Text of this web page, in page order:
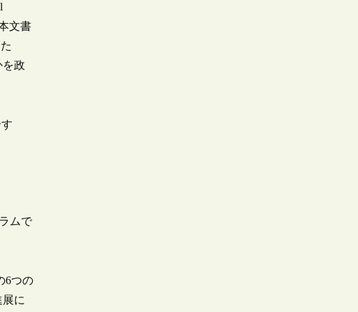
文書
政
ムで
6つの
に